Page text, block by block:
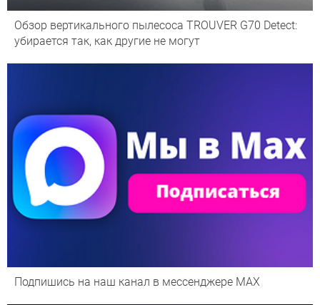
Обзор вертикального пылесоса TROUVER G70 Detect:
убирается так, как другие не могут
Подпишись на наш канал в мессенджере МАХ